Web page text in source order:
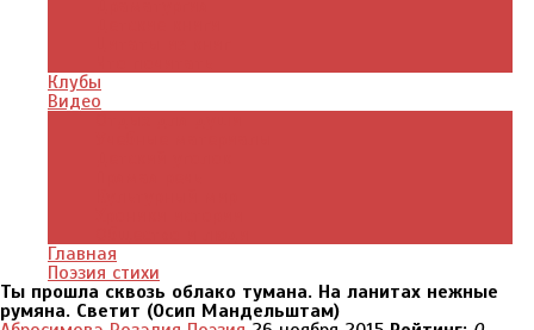
Клубы
Видео
Главная
Поэзия стихи
Ты прошла сквозь облако тумана. На ланитах нежные
румяна. Светит (Осип Мандельштам)